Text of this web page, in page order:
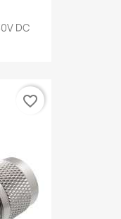
DC
favorite_border